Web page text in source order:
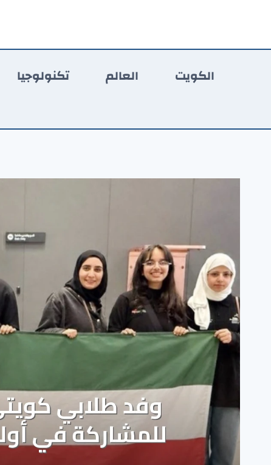
المحتوى
الكويت العالم تكنولوجيا